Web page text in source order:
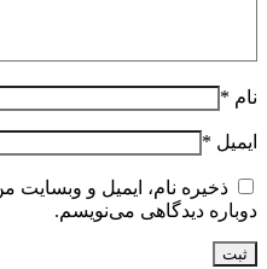
نام *
ایمیل *
ذخیره نام، ایمیل و وبسایت
دوباره دیدگاهی می‌نویسم.